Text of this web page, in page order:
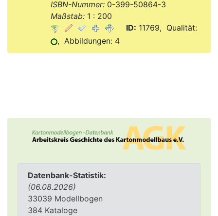
Datenbank-Statistik:
(06.08.2026)
33039 Modellbogen
384 Kataloge
ISBN-Nummer:0-399-50864-3
Maßstab:1 : 200
ID: 11769, Qualität:
, Abbildungen: 4